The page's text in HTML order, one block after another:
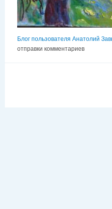
Блог пользователя Анатолий
отправки комментариев